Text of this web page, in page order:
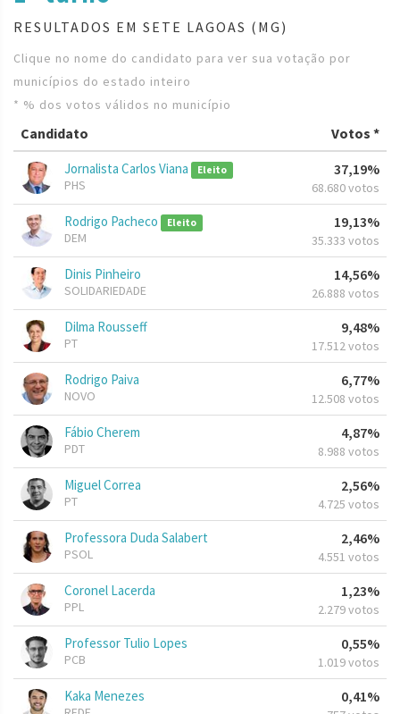
RESULTADOS EM SETE LAGOAS (MG)
Clique no nome do candidato para ver sua votação por
municípios do estado inteiro
* % dos votos válidos no município
Candidato Votos *
Jornalista Carlos Viana Eleito
PHS
37,19%
68.680 votos
Rodrigo Pacheco Eleito
DEM
19,13%
35.333 votos
Dinis Pinheiro
SOLIDARIEDADE
14,56%
26.888 votos
Dilma Rousseff
PT
9,48%
17.512 votos
Rodrigo Paiva
NOVO
6,77%
12.508 votos
Fábio Cherem
PDT
4,87%
8.988 votos
Miguel Correa
PT
2,56%
4.725 votos
Professora Duda Salabert
PSOL
2,46%
4.551 votos
Coronel Lacerda
PPL
1,23%
2.279 votos
Professor Tulio Lopes
PCB
0,55%
1.019 votos
Kaka Menezes 0,41%